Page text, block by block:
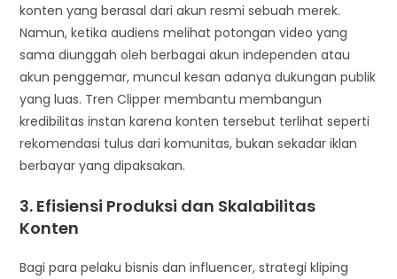
konten yang berasal dari akun resmi sebuah merek.
Namun, ketika audiens melihat potongan video yang
sama diunggah oleh berbagai akun independen atau
akun penggemar, muncul kesan adanya dukungan publik
yang luas. Tren Clipper membantu membangun
kredibilitas instan karena konten tersebut terlihat seperti
rekomendasi tulus dari komunitas, bukan sekadar iklan
berbayar yang dipaksakan.
3. Efisiensi Produksi dan Skalabilitas
Konten
Bagi para pelaku bisnis dan influencer, strategi kliping